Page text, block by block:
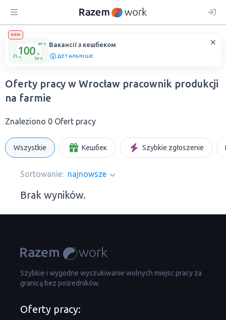
NEW
Вакансії з кешбеком
ДЕТАЛЬНІШЕ
Oferty pracy w Wrocław pracownik produkcji
na farmie
Znaleziono 0 Ofert pracy
Wszystkie Кешбек Szybkie zgłoszenie
Sortowanie: najnowsze
Brak wyników.
Szybkie i wygodne wyszukiwanie wolnych miejsc pracy za
granicą bez pośredników.
Oferty pracy: